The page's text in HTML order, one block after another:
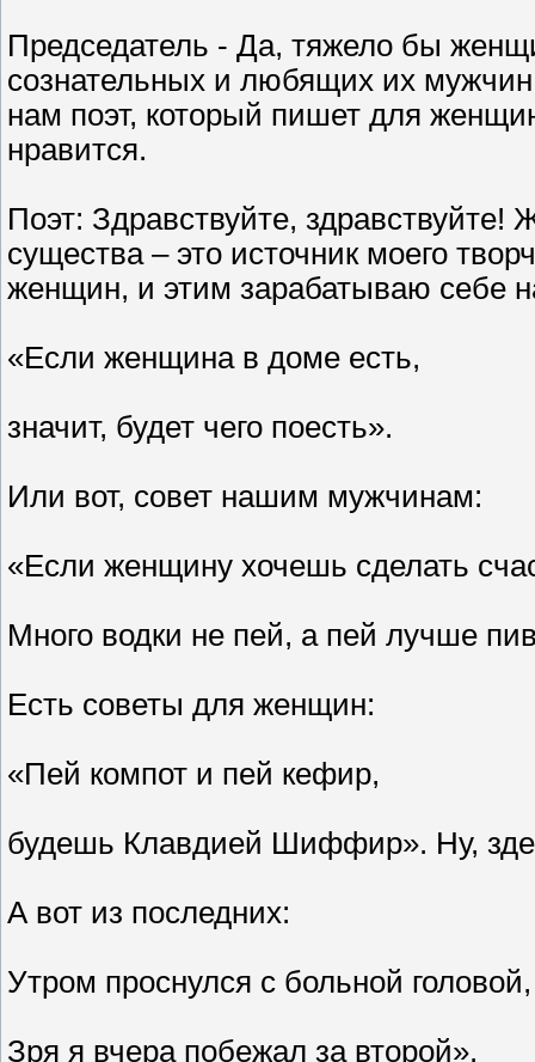
Председатель - Да, тяжело бы
сознательных и любящих их
нам поэт, который пишет для
нравится.
Поэт: Здравствуйте,
существа – это источник моего
женщин, и этим зарабатываю себе
«Если женщина в доме есть,
значит, будет чего поесть».
Или вот, совет нашим мужчинам:
«Если женщину хочешь сделать
Много водки не пей, а пей лучше
Есть советы для женщин:
«Пей компот и пей кефир,
будешь Клавдией Шиффир». Ну,
А вот из последних:
Утром проснулся с больной головой,
Зря я вчера побежал за второй».